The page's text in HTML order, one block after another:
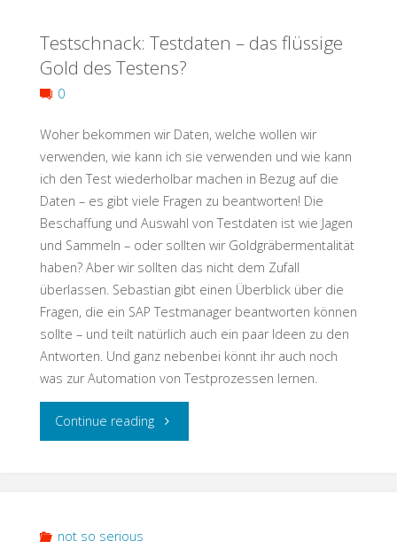
fein:
die
Testpyramide"
Testschnack: Testdaten – das flüssige
Gold des Testens?
0
Woher bekommen wir Daten, welche wollen wir
verwenden, wie kann ich sie verwenden und wie kann
ich den Test wiederholbar machen in Bezug auf die
Daten – es gibt viele Fragen zu beantworten! Die
Beschaffung und Auswahl von Testdaten ist wie Jagen
und Sammeln – oder sollten wir Goldgräbermentalität
haben? Aber wir sollten das nicht dem Zufall
überlassen. Sebastian gibt einen Überblick über die
Fragen, die ein SAP Testmanager beantworten können
sollte – und teilt natürlich auch ein paar Ideen zu den
Antworten. Und ganz nebenbei könnt ihr auch noch
was zur Automation von Testprozessen lernen.
Continue reading"Testschnack:
not so serious